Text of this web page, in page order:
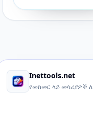
Inettools.net
የመስመር ላይ መሳሪያዎች